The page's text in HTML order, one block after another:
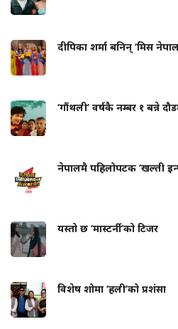
दीपिका शर्मा बनिन् ‘मिस
‘गौंथली’ वर्षकै नम्बर १ बन्ने
नेपालमै पहिलोपटक ‘खल्ती
यस्तो छ ‘मास्टर्नी’को टिजर
विशेष शोमा ‘हली’को प्रशंसा